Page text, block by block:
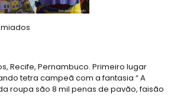
Recife, Pernambuco. Primeiro lugar
tetra campeã com a fantasia “ A
roupa são 8 mil penas de pavão, faisão